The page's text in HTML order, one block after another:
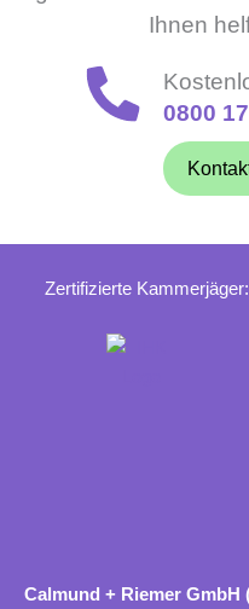
Ihnen
0800
Zertifizierte
Calmund + Riemer GmbH